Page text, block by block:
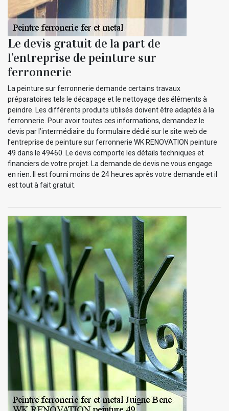
Le devis gratuit de la part de
l’entreprise de peinture sur
ferronnerie
La peinture sur ferronnerie demande certains travaux
préparatoires tels le décapage et le nettoyage des éléments à
peindre. Les différents produits utilisés doivent être adaptés à la
ferronnerie. Pour avoir toutes ces informations, demandez le
devis par l’intermédiaire du formulaire dédié sur le site web de
l’entreprise de peinture sur ferronnerie WK RENOVATION peinture
49 dans le 49460. Le devis comporte les détails techniques et
financiers de votre projet. La demande de devis ne vous engage
en rien. Il est fourni moins de 24 heures après votre demande et il
est tout à fait gratuit.